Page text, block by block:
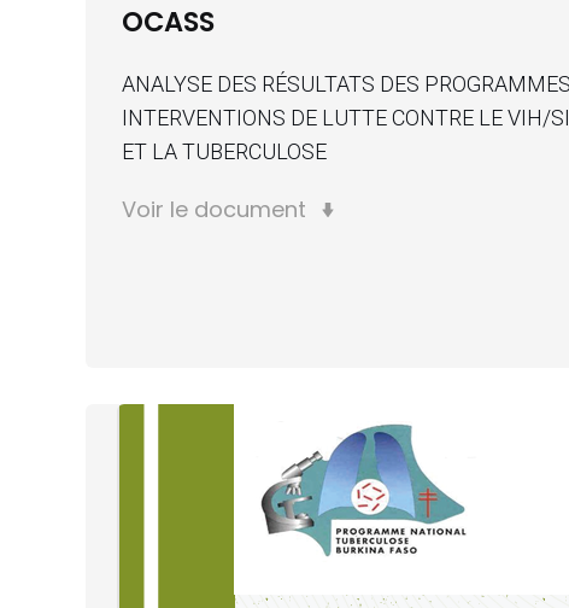
OCASS
ANALYSE DES RÉSULTATS DES
INTERVENTIONS DE LUTTE CONTRE LE VIH/
ET LA TUBERCULOSE
Voir le document